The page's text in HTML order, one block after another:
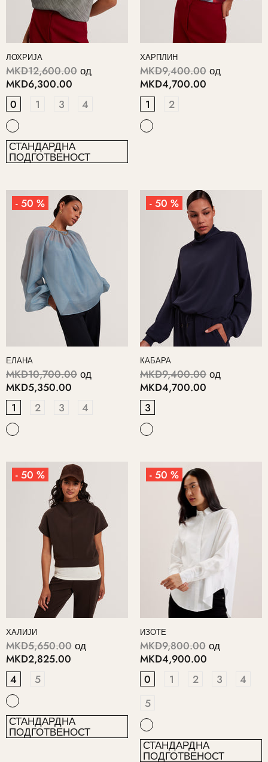
ЛОХРИЈА
MKD12,600.00 од
MKD6,300.00
0
1 3 4
СТАНДАРДНА
ПОДГОТВЕНОСТ
ХАРПЛИН
MKD9,400.00 од
MKD4,700.00
1
2
- 50 %
ЕЛАНА
MKD10,700.00 од
MKD5,350.00
1
2 3 4
- 50 %
КАБАРА
MKD9,400.00 од
MKD4,700.00
3
- 50 %
ХАЛИЈИ
MKD5,650.00 од
MKD2,825.00
4
5
СТАНДАРДНА
ПОДГОТВЕНОСТ
- 50 %
ИЗОТЕ
MKD9,800.00 од
MKD4,900.00
0
1 2 3
4
5
СТАНДАРДНА
ПОДГОТВЕНОСТ